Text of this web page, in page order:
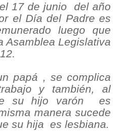
17 de junio del año
el Día del Padre es
luego que
Asamblea Legislativa
papá , se complica
y también, al
su hijo varón es
manera sucede
su hija es lesbiana.